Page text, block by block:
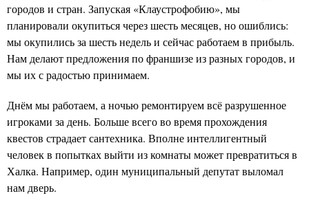
городов и стран. Запуская «Клаустрофобию», мы
планировали окупиться через шесть месяцев, но ошиблись:
мы окупились за шесть недель и сейчас работаем в прибыль.
Нам делают предложения по франшизе из разных городов, и
мы их с радостью принимаем.
Днём мы работаем, а ночью ремонтируем всё разрушенное
игроками за день. Больше всего во время прохождения
квестов страдает сантехника. Вполне интеллигентный
человек в попытках выйти из комнаты может превратиться в
Халка. Например, один муниципальный депутат выломал
нам дверь.